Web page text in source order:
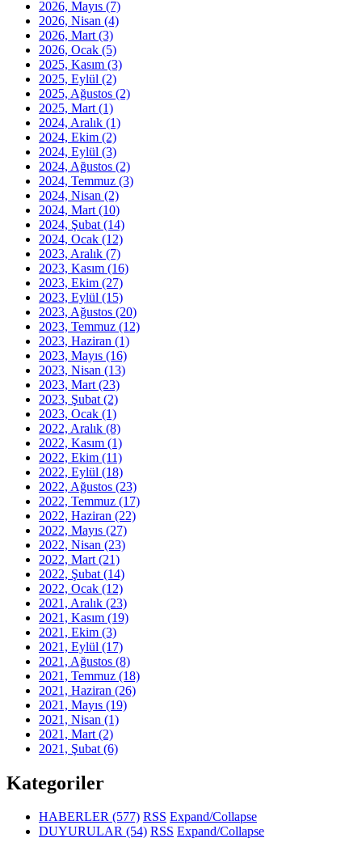
2026, Mayıs (7)
2026, Nisan (4)
2026, Mart (3)
2026, Ocak (5)
2025, Kasım (3)
2025, Eylül (2)
2025, Ağustos (2)
2025, Mart (1)
2024, Aralık (1)
2024, Ekim (2)
2024, Eylül (3)
2024, Ağustos (2)
2024, Temmuz (3)
2024, Nisan (2)
2024, Mart (10)
2024, Şubat (14)
2024, Ocak (12)
2023, Aralık (7)
2023, Kasım (16)
2023, Ekim (27)
2023, Eylül (15)
2023, Ağustos (20)
2023, Temmuz (12)
2023, Haziran (1)
2023, Mayıs (16)
2023, Nisan (13)
2023, Mart (23)
2023, Şubat (2)
2023, Ocak (1)
2022, Aralık (8)
2022, Kasım (1)
2022, Ekim (11)
2022, Eylül (18)
2022, Ağustos (23)
2022, Temmuz (17)
2022, Haziran (22)
2022, Mayıs (27)
2022, Nisan (23)
2022, Mart (21)
2022, Şubat (14)
2022, Ocak (12)
2021, Aralık (23)
2021, Kasım (19)
2021, Ekim (3)
2021, Eylül (17)
2021, Ağustos (8)
2021, Temmuz (18)
2021, Haziran (26)
2021, Mayıs (19)
2021, Nisan (1)
2021, Mart (2)
2021, Şubat (6)
Kategoriler
HABERLER (577) RSS Expand/Collapse
DUYURULAR (54) RSS Expand/Collapse